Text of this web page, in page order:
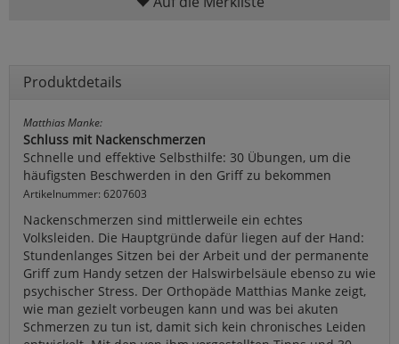
Produktdetails
Matthias Manke:
Schluss mit Nackenschmerzen
Schnelle und effektive Selbsthilfe: 30 Übungen, um die
häufigsten Beschwerden in den Griff zu bekommen
Artikelnummer: 6207603
Nackenschmerzen sind mittlerweile ein echtes
Volksleiden. Die Hauptgründe dafür liegen auf der Hand:
Stundenlanges Sitzen bei der Arbeit und der permanente
Griff zum Handy setzen der Halswirbelsäule ebenso zu wie
psychischer Stress. Der Orthopäde Matthias Manke zeigt,
wie man gezielt vorbeugen kann und was bei akuten
Schmerzen zu tun ist, damit sich kein chronisches Leiden